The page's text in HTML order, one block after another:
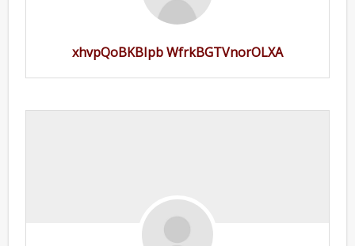
xhvpQoBKBIpb WfrkBGTVnorOLXA